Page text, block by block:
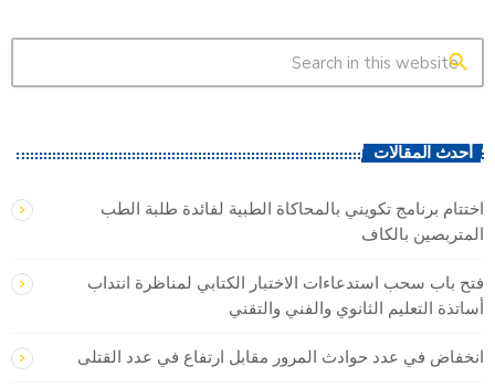
search
أحدث المقالات
اختتام برنامج تكويني بالمحاكاة الطبية لفائدة طلبة الطب
المتربصين بالكاف
فتح باب سحب استدعاءات الاختبار الكتابي لمناظرة انتداب
أساتذة التعليم الثانوي والفني والتقني
انخفاض في عدد حوادث المرور مقابل ارتفاع في عدد القتلى